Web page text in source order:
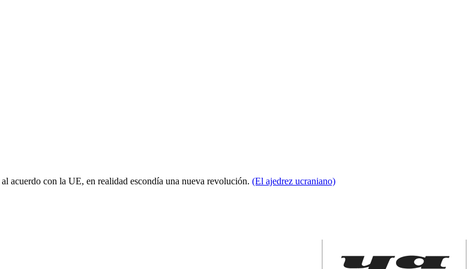
acuerdo con la UE, en realidad escondía una nueva revolución. (El ajedrez ucraniano)